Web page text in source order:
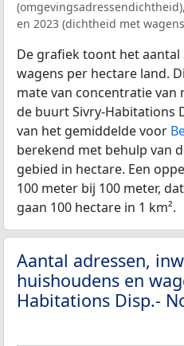
en 2023 (dichtheid met
De grafiek toont het aantal
wagens per hectare land.
mate van concentratie van
de buurt Sivry-Habitations
van het gemiddelde voor
berekend met behulp van
gebied in hectare. Een
100 meter bij 100 meter,
gaan 100 hectare in 1 km².
Aantal adressen,
huishoudens en
Habitations Disp.-